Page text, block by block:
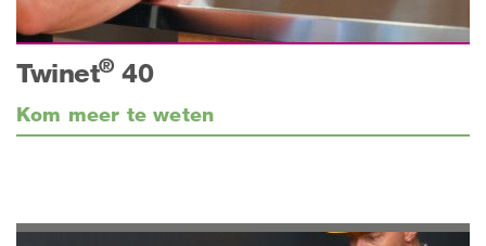
Twinet®40
Kom meer te weten